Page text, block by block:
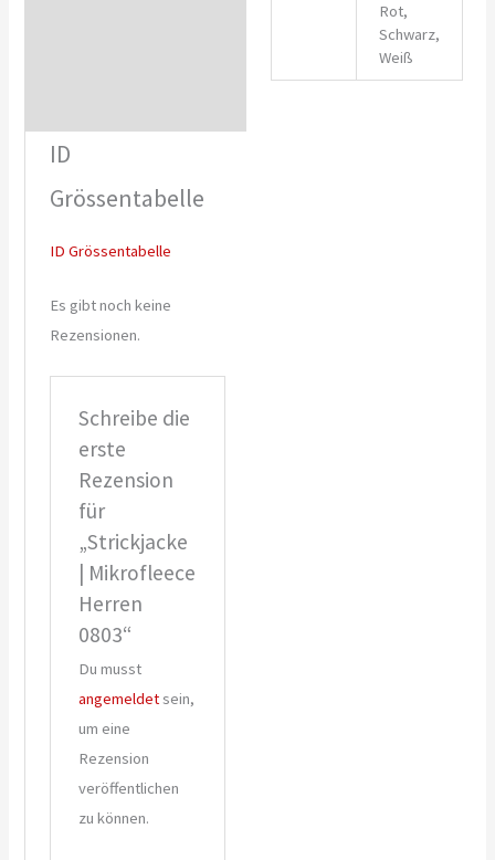
Rot,
Schwarz,
Weiß
ID
Grössentabelle
ID Grössentabelle
Es gibt noch keine
Rezensionen.
Schreibe die
erste
Rezension
für
„Strickjacke
| Mikrofleece
Herren
0803“
Du musst
angemeldetsein,
um eine
Rezension
veröffentlichen
zu können.